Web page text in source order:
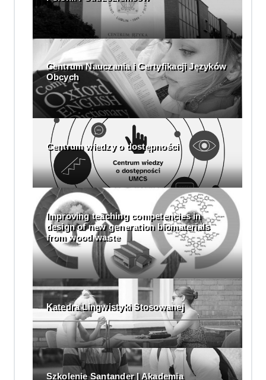
Centrum Nauczania i Certyfikacji Języków
Obcych
Centrum wiedzy o dostępności
Improving teaching competencies in
design of new generation biomaterials
from wood waste
Katedra Lingwistyki Stosowanej
Szkolenie Santander | Akademia